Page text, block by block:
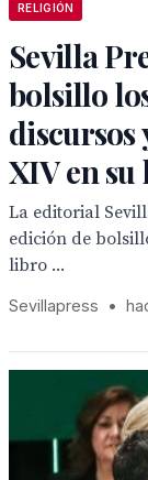
RELIGIÓN
Sevilla
bolsillo
discursos
XIV en su
La editorial
edición de
libro ...
Sevillapress •